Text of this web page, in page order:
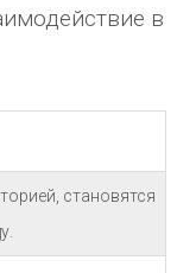
в
становятся